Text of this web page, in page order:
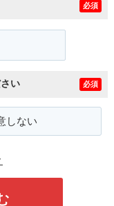
必須
い 必須
しない